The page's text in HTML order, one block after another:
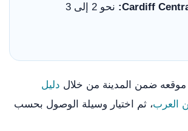
نحو 2 إلى 3
ضمن المدينة من خلال دليل
العرب، ثم اختيار وسيلة الوصول بحسب